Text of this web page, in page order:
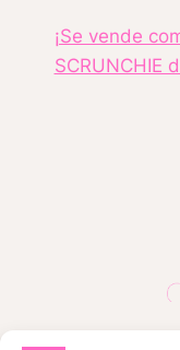
¡Se vende
SCRUNCHIE